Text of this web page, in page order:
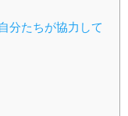
分たちが協力して